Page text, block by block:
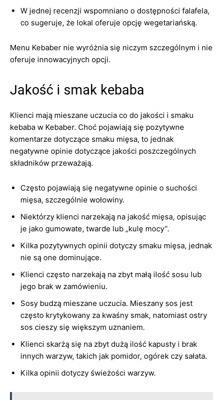
W jednej recenzji wspomniano o dostępności falafela,
co sugeruje, że lokal oferuje opcję wegetariańską.
Menu Kebaber nie wyróżnia się niczym szczególnym i nie
oferuje innowacyjnych opcji.
Jakość i smak kebaba
Klienci mają mieszane uczucia co do jakości i smaku
kebaba w Kebaber. Choć pojawiają się pozytywne
komentarze dotyczące smaku mięsa, to jednak
negatywne opinie dotyczące jakości poszczególnych
składników przeważają.
Często pojawiają się negatywne opinie o suchości
mięsa, szczególnie wołowiny.
Niektórzy klienci narzekają na jakość mięsa, opisując
je jako gumowate, twarde lub „kulę mocy”.
Kilka pozytywnych opinii dotyczy smaku mięsa, jednak
nie są one dominujące.
Klienci często narzekają na zbyt małą ilość sosu lub
jego brak w zamówieniu.
Sosy budzą mieszane uczucia. Mieszany sos jest
często krytykowany za kwaśny smak, natomiast ostry
sos cieszy się większym uznaniem.
Klienci skarżą się na zbyt dużą ilość kapusty i brak
innych warzyw, takich jak pomidor, ogórek czy sałata.
Kilka opinii dotyczy świeżości warzyw.